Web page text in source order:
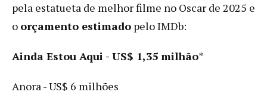
pela estatueta de melhor filme no Oscar de 2025 e
o orçamento estimado pelo IMDb:
Ainda Estou Aqui - US$ 1,35 milhão*
Anora - US$ 6 milhões